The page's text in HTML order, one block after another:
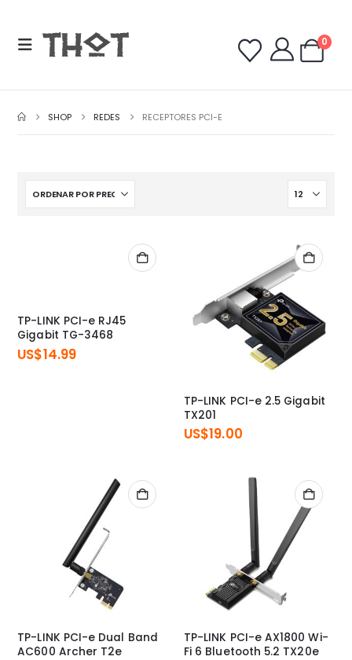
0
SHOP REDES RECEPTORES PCI-E
TP-LINK PCI-e RJ45
Gigabit TG-3468
US$14.99
TP-LINK PCI-e 2.5 Gigabit
TX201
US$19.00
TP-LINK PCI-e Dual Band
AC600 Archer T2e
TP-LINK PCI-e AX1800 Wi-
Fi 6 Bluetooth 5.2 TX20e